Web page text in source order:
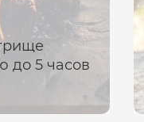
до 5 часов